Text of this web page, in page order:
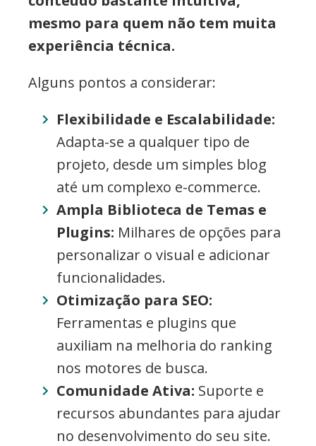
mesmo para quem não tem muita
experiência técnica.
Alguns pontos a considerar:
Flexibilidade e Escalabilidade:
Adapta-se a qualquer tipo de
projeto, desde um simples blog
até um complexo e-commerce.
Ampla Biblioteca de Temas e
Plugins: Milhares de opções para
personalizar o visual e adicionar
funcionalidades.
Otimização para SEO:
Ferramentas e plugins que
auxiliam na melhoria do ranking
nos motores de busca.
Comunidade Ativa: Suporte e
recursos abundantes para ajudar
no desenvolvimento do seu site.